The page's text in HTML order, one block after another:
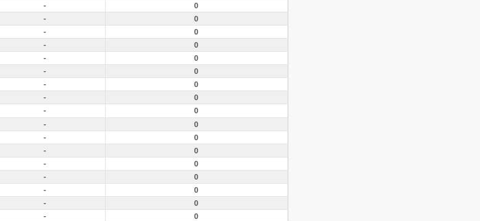
-
0
-
0
-
0
-
0
-
0
-
0
-
0
-
0
-
0
-
0
-
0
-
0
-
0
-
0
-
0
-
0
-
0